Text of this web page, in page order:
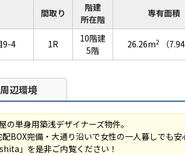
間取り
階建
所在階
専有面積
9-4 1R
10階建
5階
26.26m2 （
周辺環境
単身用築浅デザイナーズ物件。
BOX完備・大通り沿いで女性の一人暮しでも安
」を是非ご内覧ください！